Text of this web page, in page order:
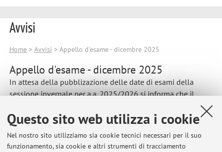
Questo sito web utilizza i cookie
Nel nostro sito utilizziamo sia cookie tecnici necessari per il suo
funzionamento, sia cookie e altri strumenti di tracciamento
Avvisi
Home> Avvisi > Appello d'esame - dicembre 2025
Appello d'esame - dicembre 2025
In attesa della pubblizazione delle date di esami della
sessione invernale per a.a. 2025/2026 si informa che il
Pubblicato il: 06 ottobre 2025